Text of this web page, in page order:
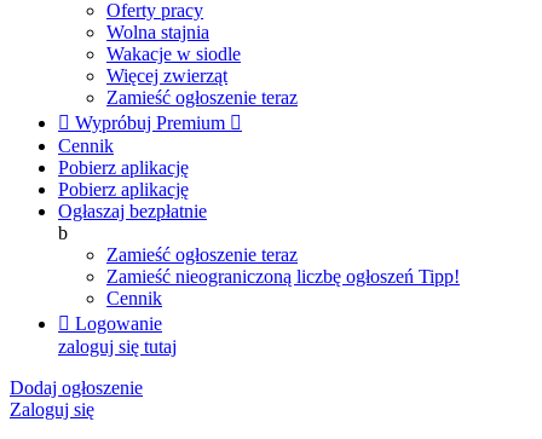
Oferty pracy
Wolna stajnia
Wakacje w siodle
Więcej zwierząt
Zamieść ogłoszenie teraz
 Wypróbuj Premium 
Cennik
Pobierz aplikację
Pobierz aplikację
Ogłaszaj bezpłatnie
b
Zamieść ogłoszenie teraz
Zamieść nieograniczoną liczbę ogłoszeń Tipp!
Cennik
 Logowanie
zaloguj się tutaj
Dodaj ogłoszenie
Zaloguj się